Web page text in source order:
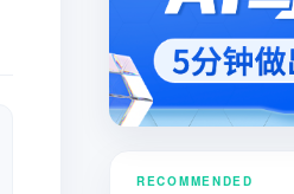
RECOMMENDED